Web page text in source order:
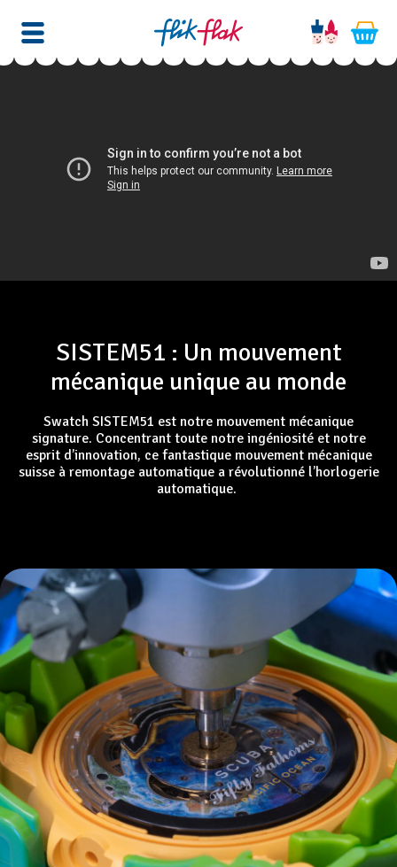
SISTEM51 : Un mouvement
mécanique unique au monde
Swatch SISTEM51 est notre mouvement mécanique
signature. Concentrant toute notre ingéniosité et notre
esprit d’innovation, ce fantastique mouvement mécanique
suisse à remontage automatique a révolutionné l’horlogerie
automatique.